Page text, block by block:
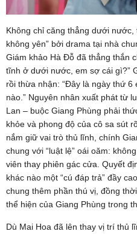
Không chỉ căng thẳng dưới nước,
không yên” bởi drama tại nhà
Giám khảo Hà Đỗ đã thẳng thắn
tĩnh ở dưới nước, em sợ cái gì?”
rồi thừa nhận: “Đây là ngày thứ
nào.” Nguyên nhân xuất phát từ
Lan – buộc Giang Phùng phải
khỏe và phong độ của cô sa sút
nắm giữ vai trò thủ lĩnh, chính
chung với “luật lệ” oái oăm:
viên thay phiên gác cửa. Quyết
khác nào một “cú đáp trả” đầy
chung thêm phần thú vị, đồng
thể hiện của Giang Phùng trong
Dù Mai Hoa đã lên thay vị trí thủ